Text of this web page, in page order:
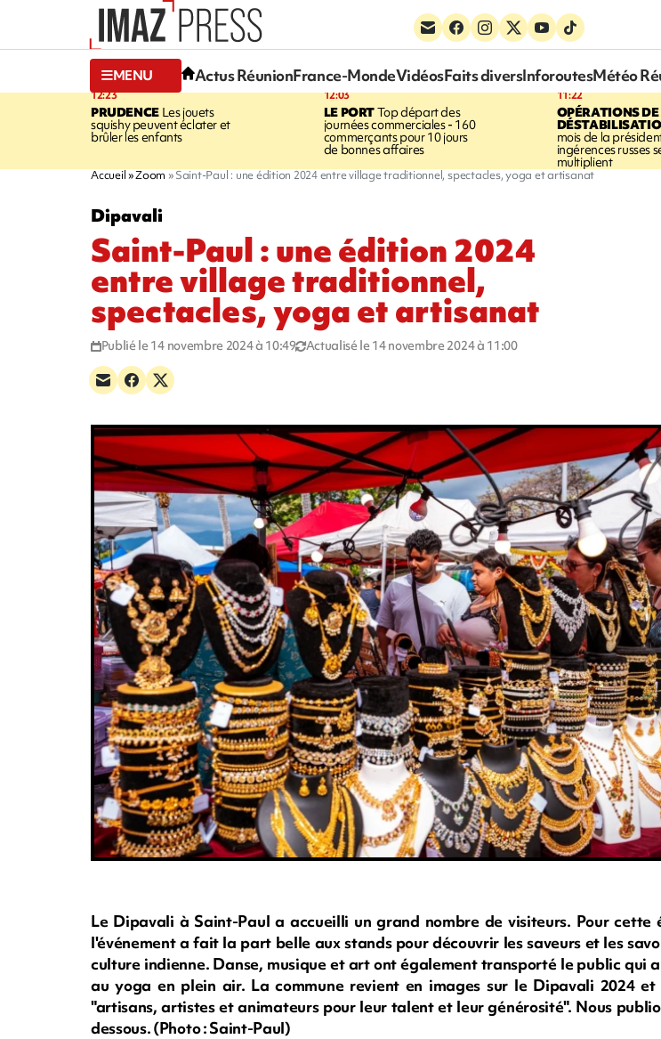
MENU Actus RéunionFrance-MondeVidéosFaits diversInforoutesMétéo
12:23
PRUDENCELes jouets
squishy peuvent éclater et
brûler les enfants
12:03
LE PORTTop départ des
journées commerciales - 160
commerçants pour 10 jours
de bonnes affaires
11:22
OPÉRATIONS DE
mois de la
ingérences russes
multiplient
Accueil Zoom Saint-Paul : une édition 2024 entre village traditionnel, spectacles, yoga et artisanat
Dipavali
Saint-Paul : une édition 2024
entre village traditionnel,
spectacles, yoga et artisanat
Publié le 14 novembre 2024 à 10:49 Actualisé le 14 novembre 2024 à 11:00
Le Dipavali à Saint-Paul a accueilli un grand nombre de visiteurs. Pour cette
l'événement a fait la part belle aux stands pour découvrir les saveurs et les
culture indienne. Danse, musique et art ont également transporté le public qui
au yoga en plein air. La commune revient en images sur le Dipavali 2024 et
"artisans, artistes et animateurs pour leur talent et leur générosité". Nous
dessous. (Photo : Saint-Paul)